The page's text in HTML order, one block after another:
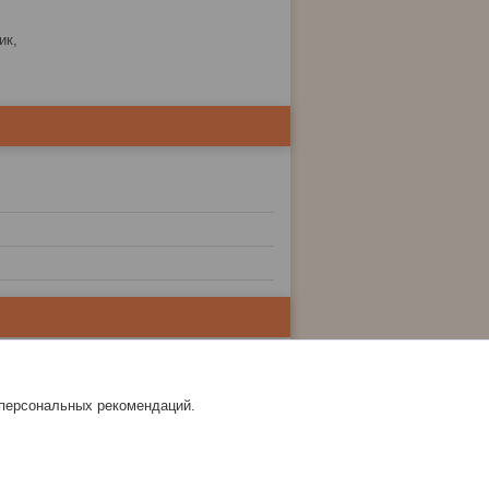
рекомендаций.